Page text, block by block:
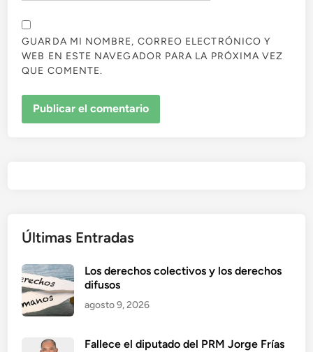
GUARDA MI NOMBRE, CORREO ELECTRÓNICO Y
WEB EN ESTE NAVEGADOR PARA LA PRÓXIMA VEZ
QUE COMENTE.
Últimas Entradas
Los derechos colectivos y los derechos
difusos
agosto 9, 2026
Fallece el diputado del PRM Jorge Frías